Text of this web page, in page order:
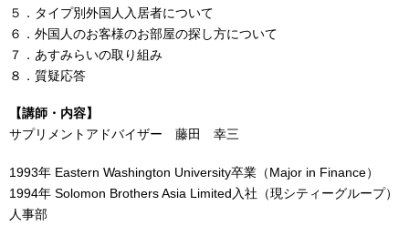
５．タイプ別外国人入居者について
６．外国人のお客様のお部屋の探し方について
７．あすみらいの取り組み
８．質疑応答
【講師・内容】
サプリメントアドバイザー 藤田 幸三
1993年 Eastern Washington University卒業（Major in Finance）
1994年 Solomon Brothers Asia Limited入社（現シティーグループ）
人事部